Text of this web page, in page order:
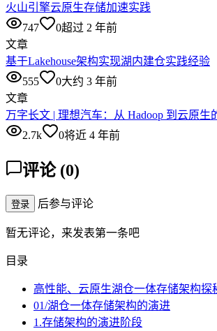
火山引擎云原生存储加速实践
747
0超过 2 年前
文章
基于Lakehouse架构实现湖内建仓实践经验
555
0大约 3 年前
文章
万字长文 | 理想汽车：从 Hadoop 到云原生
2.7k
0将近 4 年前
评论 (0)
登录 后参与评论
暂无评论，来发表第一条吧
目录
高性能、云原生湖仓一体存储架构探
01/湖仓一体存储架构的演进
1.存储架构的演进阶段